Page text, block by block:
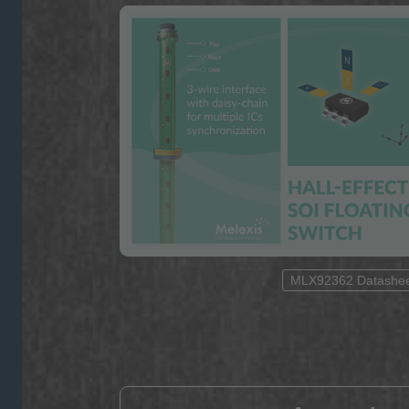
MLX92362